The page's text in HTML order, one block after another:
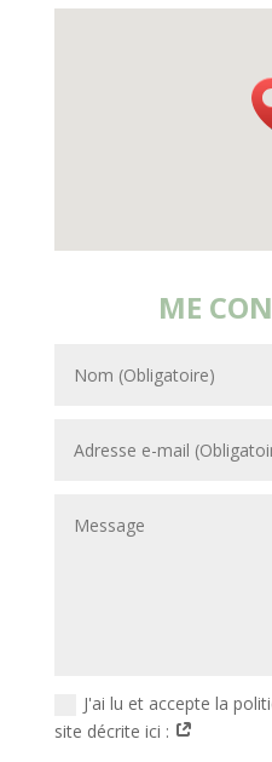
ME
J'ai lu et accepte la
site décrite ici :